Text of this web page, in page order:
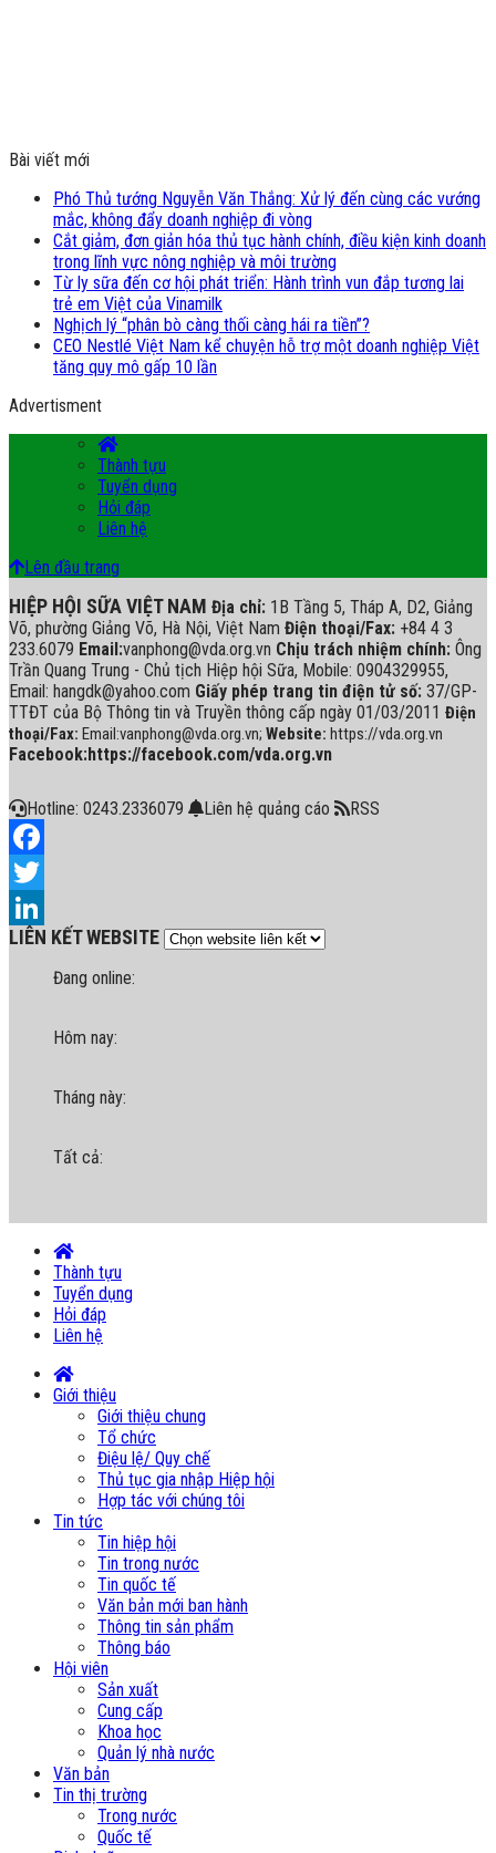
Bài viết mới
Phó Thủ tướng Nguyễn Văn Thắng: Xử lý đến cùng các vướng
mắc, không đẩy doanh nghiệp đi vòng
Cắt giảm, đơn giản hóa thủ tục hành chính, điều kiện kinh doanh
trong lĩnh vực nông nghiệp và môi trường
Từ ly sữa đến cơ hội phát triển: Hành trình vun đắp tương lai
trẻ em Việt của Vinamilk
Nghịch lý “phân bò càng thối càng hái ra tiền”?
CEO Nestlé Việt Nam kể chuyện hỗ trợ một doanh nghiệp Việt
tăng quy mô gấp 10 lần
Advertisment
Thành tựu
Tuyển dụng
Hỏi đáp
Liên hệ
Lên đầu trang
HIỆP HỘI SỮA VIỆT NAM Địa chỉ: 1B Tầng 5, Tháp A, D2, Giảng
Võ, phường Giảng Võ, Hà Nội, Việt Nam Điện thoại/Fax: +84 4 3
233.6079 Email:vanphong@vda.org.vn Chịu trách nhiệm chính: Ông
Trần Quang Trung - Chủ tịch Hiệp hội Sữa, Mobile: 0904329955,
Email: hangdk@yahoo.com Giấy phép trang tin điện tử số: 37/GP-
TTĐT của Bộ Thông tin và Truyền thông cấp ngày 01/03/2011 Điện
thoại/Fax: Email:vanphong@vda.org.vn; Website: https://vda.org.vn
Facebook:https://facebook.com/vda.org.vn
Hotline: 0243.2336079 Liên hệ quảng cáo RSS
Facebook
Twitter
LinkedIn
LIÊN KẾT WEBSITE
Đang online:
Hôm nay:
Tháng này:
Tất cả:
Thành tựu
Tuyển dụng
Hỏi đáp
Liên hệ
Giới thiệu
Giới thiệu chung
Tổ chức
Điệu lệ/ Quy chế
Thủ tục gia nhập Hiệp hội
Hợp tác với chúng tôi
Tin tức
Tin hiệp hội
Tin trong nước
Tin quốc tế
Văn bản mới ban hành
Thông tin sản phẩm
Thông báo
Hội viên
Sản xuất
Cung cấp
Khoa học
Quản lý nhà nước
Văn bản
Tin thị trường
Trong nước
Quốc tế